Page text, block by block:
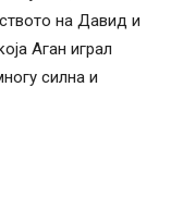
на Давид и
Аган играл
силна и